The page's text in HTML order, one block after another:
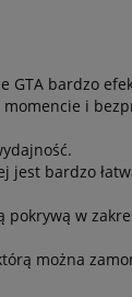
GTA bardzo
i
jest bardzo
pokrywą w
można